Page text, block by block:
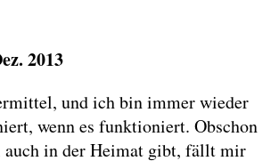
2013
und ich bin immer wieder
wenn es funktioniert. Obschon
auch in der Heimat gibt, fällt mir